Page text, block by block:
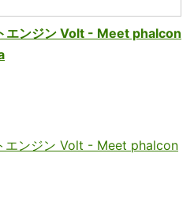
エンジン Volt - Meet phalcon
エンジン Volt - Meet phalcon